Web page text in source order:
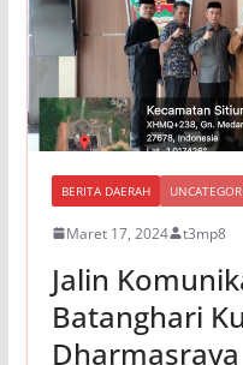
BERITA DAERAH
Maret 17, 2024 t3mp8
Jalin
Batanghari
Dharmasraya